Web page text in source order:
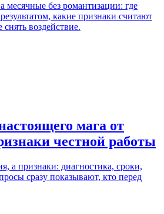
месячные без романтизации: где
какие признаки считают
воздействие.
мага от
честной работы
а признаки: диагностика, сроки,
сразу показывают, кто перед